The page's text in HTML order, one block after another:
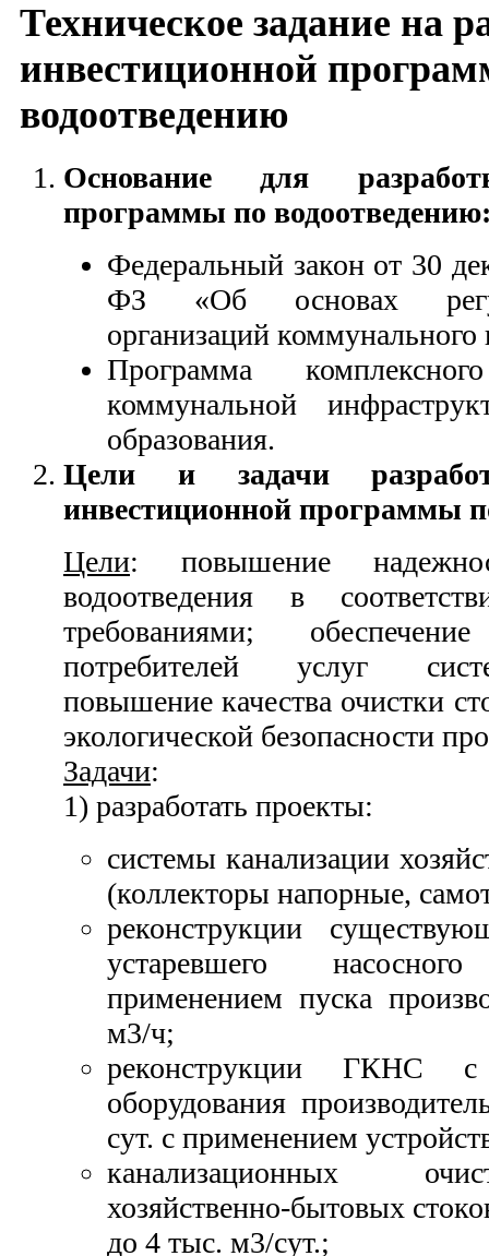
Техническое задание на
инвестиционной
водоотведению
Основание для
программы по
Федеральный закон от 30
ФЗ «Об основах
организаций коммунального
Программа
коммунальной
образования.
Цели и задачи
инвестиционной программы
Цели: повышение
водоотведения в
требованиями;
потребителей услуг
повышение качества очистки
экологической безопасности
Задачи:
1) разработать проекты:
системы канализации
(коллекторы напорные,
реконструкции
устаревшего
применением пуска
м3/ч;
реконструкции ГКНС с
оборудования
сут. с применением
канализационных
хозяйственно-бытовых
до 4 тыс. м3/сут.;